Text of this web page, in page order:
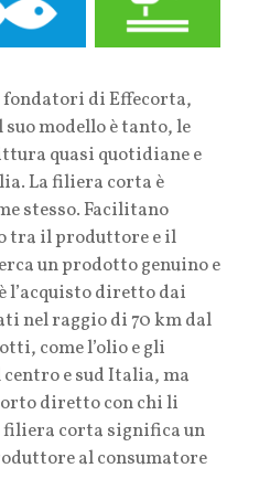
fondatori di Effecorta,
suo modello è tanto, le
quasi quotidiane e
La filiera corta è
stesso. Facilitano
tra il produttore e il
un prodotto genuino e
l’acquisto diretto dai
nel raggio di 70 km dal
come l’olio e gli
e sud Italia, ma
diretto con chi li
filiera corta significa un
al consumatore